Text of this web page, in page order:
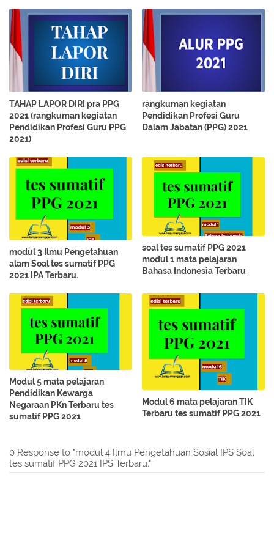
TAHAP LAPOR DIRI pra PPG
2021 (rangkuman kegiatan
Pendidikan Profesi Guru PPG
2021)
rangkuman kegiatan
Pendidikan Profesi Guru
Dalam Jabatan (PPG) 2021
modul 3 Ilmu Pengetahuan
alam Soal tes sumatif PPG
2021 IPA Terbaru.
soal tes sumatif PPG 2021
modul 1 mata pelajaran
Bahasa Indonesia Terbaru
Modul 5 mata pelajaran
Pendidikan Kewarga
Negaraan PKn Terbaru tes
sumatif PPG 2021
Modul 6 mata pelajaran TIK
Terbaru tes sumatif PPG 2021
0 Response to "modul 4 Ilmu Pengetahuan Sosial IPS Soal
tes sumatif PPG 2021 IPS Terbaru."